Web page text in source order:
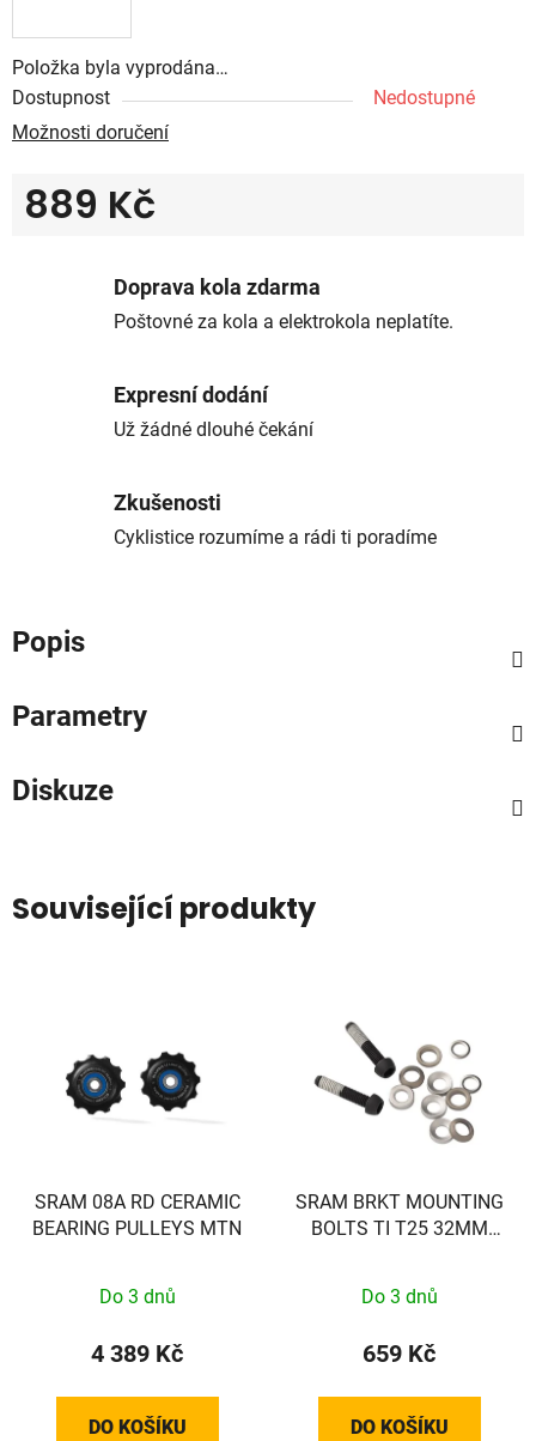
Položka byla vyprodána…
Dostupnost
Nedostupné
Možnosti doručení
889 Kč
Doprava kola zdarma
Poštovné za kola a elektrokola neplatíte.
Expresní dodání
Už žádné dlouhé čekání
Zkušenosti
Cyklistice rozumíme a rádi ti poradíme
Popis
Parametry
Diskuze
Související produkty
SRAM 08A RD CERAMIC
BEARING PULLEYS MTN
Do 3 dnů
4 389 Kč
DO KOŠÍKU
SRAM BRKT MOUNTING
BOLTS TI T25 32MM
Do 3 dnů
659 Kč
DO KOŠÍKU